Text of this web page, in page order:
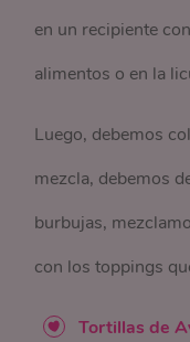
en un recipiente
alimentos o en la
Luego, debemos
mezcla, debemos
burbujas,
con los toppings
Tortillas de